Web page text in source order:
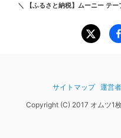
＼ 【ふるさと納税】ムーニー テ
サイトマップ 運営
Copyright (C) 2017 オムツ1